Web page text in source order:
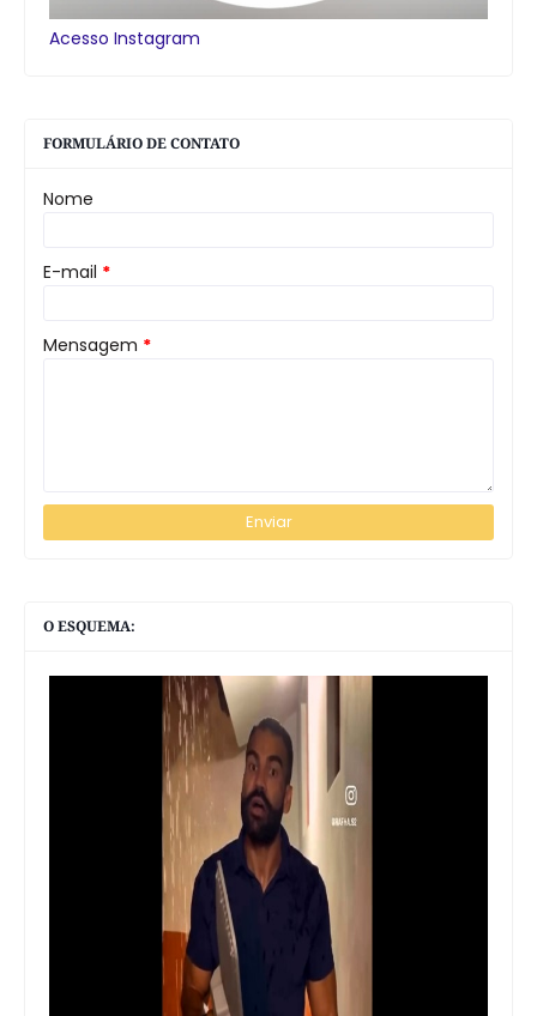
Acesso Instagram
FORMULÁRIO DE CONTATO
Nome
E-mail *
Mensagem *
O ESQUEMA: